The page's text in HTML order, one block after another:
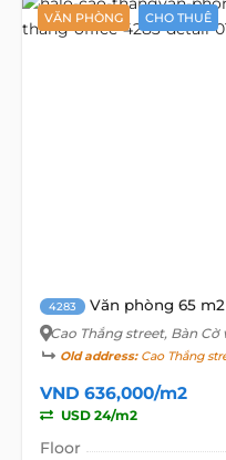
VĂN PHÒNG CHO THUÊ
4283 Văn phòng 65 m2
Cao Thắng street, Bàn Cờ
Old address:Cao Thắng
VND 636,000/m2
USD 24/m2
Floor